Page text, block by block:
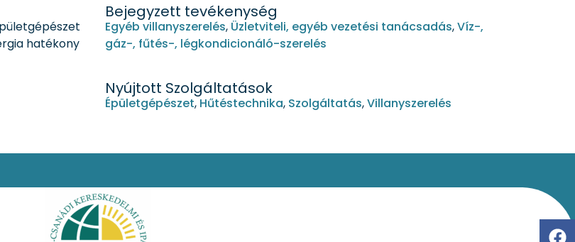
hatékony
Bejegyzett tevékenység
Egyéb villanyszerelés, Üzletviteli, egyéb vezetési tanácsadás,Víz-,
gáz-, fűtés-, légkondicionáló-szerelés
Nyújtott Szolgáltatások
Épületgépészet, Hűtéstechnika, Szolgáltatás,Villanyszerelés